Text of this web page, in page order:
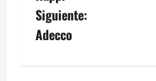
a
v
Siguiente:
Adecco